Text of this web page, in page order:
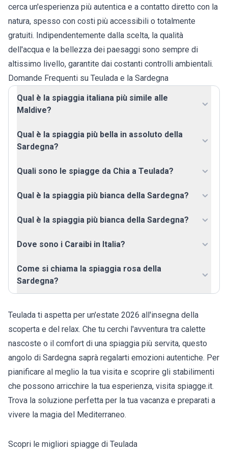
cerca un'esperienza più autentica e a contatto diretto con la
natura, spesso con costi più accessibili o totalmente
gratuiti. Indipendentemente dalla scelta, la qualità
dell'acqua e la bellezza dei paesaggi sono sempre di
altissimo livello, garantite dai costanti controlli ambientali.
Domande Frequenti su Teulada e la Sardegna
Qual è la spiaggia italiana più simile alle
Maldive?
Qual è la spiaggia più bella in assoluto della
Sardegna?
Quali sono le spiagge da Chia a Teulada?
Qual è la spiaggia più bianca della Sardegna?
Qual è la spiaggia più bianca della Sardegna?
Dove sono i Caraibi in Italia?
Come si chiama la spiaggia rosa della
Sardegna?
Teulada ti aspetta per un'estate 2026 all'insegna della
scoperta e del relax. Che tu cerchi l'avventura tra calette
nascoste o il comfort di una spiaggia più servita, questo
angolo di Sardegna saprà regalarti emozioni autentiche. Per
pianificare al meglio la tua visita e scoprire gli stabilimenti
che possono arricchire la tua esperienza, visita spiagge.it.
Trova la soluzione perfetta per la tua vacanza e preparati a
vivere la magia del Mediterraneo.
Scopri le migliori spiagge di Teulada